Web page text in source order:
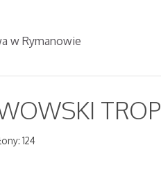
w Rymanowie
124